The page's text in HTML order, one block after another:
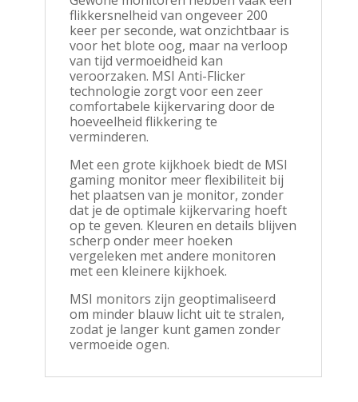
flikkersnelheid van ongeveer 200
keer per seconde, wat onzichtbaar is
voor het blote oog, maar na verloop
van tijd vermoeidheid kan
veroorzaken. MSI Anti-Flicker
technologie zorgt voor een zeer
comfortabele kijkervaring door de
hoeveelheid flikkering te
verminderen.
Met een grote kijkhoek biedt de MSI
gaming monitor meer flexibiliteit bij
het plaatsen van je monitor, zonder
dat je de optimale kijkervaring hoeft
op te geven. Kleuren en details blijven
scherp onder meer hoeken
vergeleken met andere monitoren
met een kleinere kijkhoek.
MSI monitors zijn geoptimaliseerd
om minder blauw licht uit te stralen,
zodat je langer kunt gamen zonder
vermoeide ogen.